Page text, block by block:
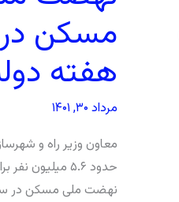
مسکن در
هفته
مرداد ۳۰, ۱۴۰۱
معاون وزیر راه و
حدود ۵.۶ میلیون
نهضت ملی مسکن در